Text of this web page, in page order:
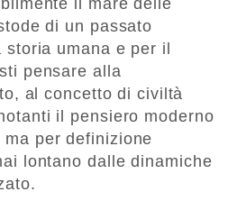
di un passato
umana e per il
pensare alla
al concetto di civiltà
il pensiero moderno
per definizione
lontano dalle dinamiche